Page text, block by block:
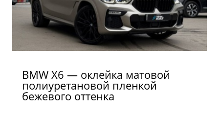
BMW X6 — оклейка матовой
полиуретановой пленкой
бежевого оттенка